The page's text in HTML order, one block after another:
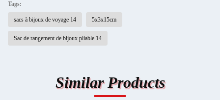
Tags:
sacs à bijoux de voyage 14 5x3x15cm
Sac de rangement de bijoux pliable 14
Similar Products